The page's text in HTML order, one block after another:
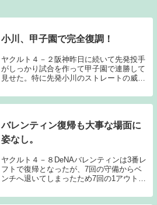
小川、甲子園で完全復調！
ヤクルト４－２阪神昨日に続いて先発投手
がしっかり試合を作って甲子園で連勝して
見せた。特に先発小川のストレートの威力
印象もあり心配したが、ほぼ完全復調と見
て良いのではないだろうか？昨日今日とし
バレンティン復帰も大事な場面に
姿なし。
ヤクルト４－８DeNAバレンティンは3番レ
フトで復帰となったが、7回の守備からベ
ンチへ退いてしまったため7回の1アウト満
った。状態がどこまで戻ってくるのか気に